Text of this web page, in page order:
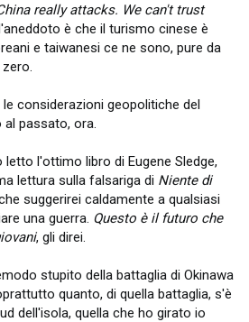
really attacks. We can't trust
è che il turismo cinese è
e taiwanesi ce ne sono, pure da
considerazioni geopolitiche del
passato, ora.
letto l'ottimo libro di Eugene Sledge,
lettura sulla falsariga di Niente di
suggerirei caldamente a qualsiasi
una guerra. Questo è il futuro che
, gli direi.
stupito della battaglia di Okinawa
quanto, di quella battaglia, s'è
dell'isola, quella che ho girato io